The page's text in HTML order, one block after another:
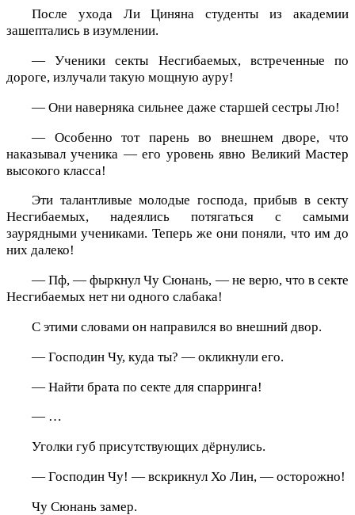
После ухода Ли Циняна студенты из академии
зашептались в изумлении.
— Ученики секты Несгибаемых, встреченные по
дороге, излучали такую мощную ауру!
— Они наверняка сильнее даже старшей сестры Лю!
— Особенно тот парень во внешнем дворе, что
наказывал ученика — его уровень явно Великий Мастер
высокого класса!
Эти талантливые молодые господа, прибыв в секту
Несгибаемых, надеялись потягаться с самыми
заурядными учениками. Теперь же они поняли, что им до
них далеко!
— Пф, — фыркнул Чу Сюнань, — не верю, что в секте
Несгибаемых нет ни одного слабака!
С этими словами он направился во внешний двор.
— Господин Чу, куда ты? — окликнули его.
— Найти брата по секте для спарринга!
— …
Уголки губ присутствующих дёрнулись.
— Господин Чу! — вскрикнул Хо Лин, — осторожно!
Чу Сюнань замер.